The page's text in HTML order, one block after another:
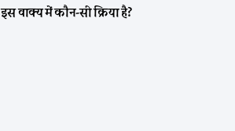
वाक्य में कौन-सी क्रिया है?